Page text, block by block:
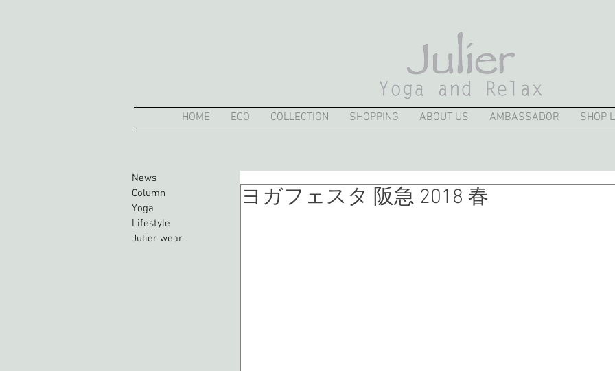
HOME ECO COLLECTION SHOPPING ABOUT US AMBASSADOR SHOP
News
Column
Yoga
Lifestyle
Julier wear
ヨガフェスタ 阪急 2018 春